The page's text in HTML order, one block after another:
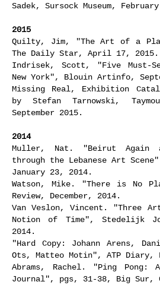
Sadek, Sursock Museum,
2015
Quilty, Jim, "The Art of a
The Daily Star, April 17, 2015.
Indrisek, Scott, "Five Must-
New York", Blouin Artinfo,
Missing Real, Exhibition
by Stefan Tarnowski,
September 2015.
2014
Muller, Nat. "Beirut Again
through the Lebanese Art
January 23, 2014.
Watson, Mike. "There is No
Review, December, 2014.
Van Veslon, Vincent. "Three
Notion of Time", Stedelijk
2014.
"Hard Copy: Johann Arens,
Ots, Matteo Motin", ATP Diary,
Abrams, Rachel. "Ping
Journal", pgs, 31-38, Big Sur,